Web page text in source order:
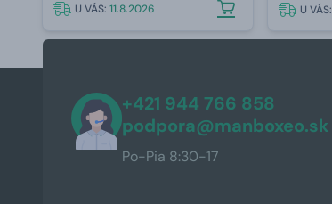
U VÁS: 11.8.2026 U VÁS:
+421 944 766 858
podpora@manboxeo.sk
Po-Pia 8:30-17